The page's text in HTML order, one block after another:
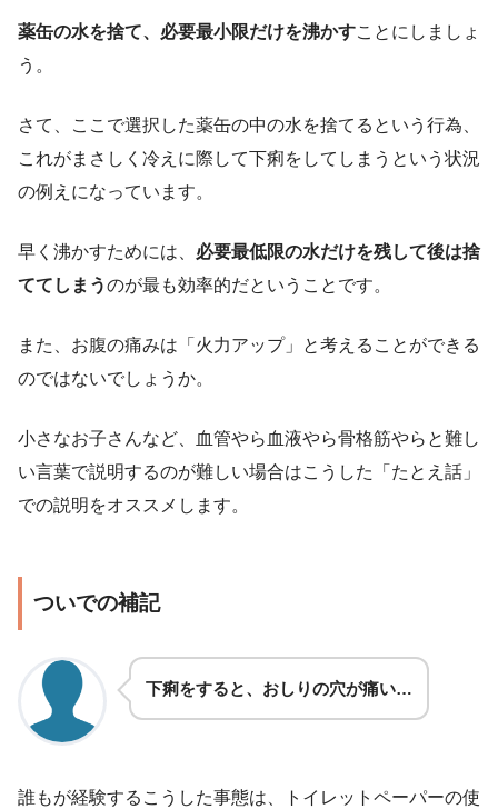
薬缶の水を捨て、必要最小限だけを沸かすことにしましょ
う。
さて、ここで選択した薬缶の中の水を捨てるという行為、
これがまさしく冷えに際して下痢をしてしまうという状況
の例えになっています。
早く沸かすためには、 必要最低限の水だけを残して後は捨
ててしまうのが最も効率的だということです。
また、お腹の痛みは「火力アップ」と考えることができる
のではないでしょうか。
小さなお子さんなど、血管やら血液やら骨格筋やらと難し
い言葉で説明するのが難しい場合はこうした「たとえ話」
での説明をオススメします。
ついでの補記
下痢をすると、おしりの穴が痛い…
誰もが経験するこうした事態は、トイレットペーパーの使